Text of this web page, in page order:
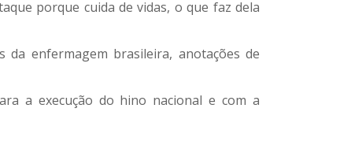
porque cuida de vidas, o que faz dela
da enfermagem brasileira, anotações de
a execução do hino nacional e com a